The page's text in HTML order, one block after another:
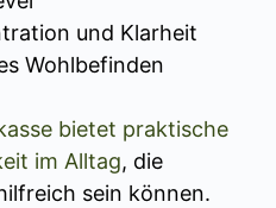
und Klarheit
Wohlbefinden
bietet praktische
im Alltag, die
sein können.